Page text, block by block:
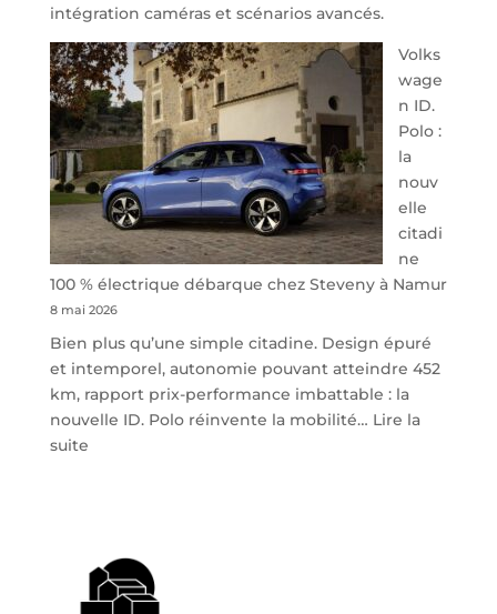
l’aéroport
de
Charleroi
intégration caméras et scénarios avancés.
Volks
wage
n ID.
Polo :
la
nouv
elle
citadi
ne
100 % électrique débarque chez Steveny à Namur
8 mai 2026
Bien plus qu’une simple citadine. Design épuré
et intemporel, autonomie pouvant atteindre 452
km, rapport prix-performance imbattable : la
nouvelle ID. Polo réinvente la mobilité… Lire la
suite:
la
nouvelle